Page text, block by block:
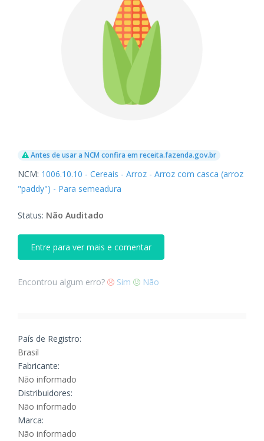
Antes de usar a NCM confira em receita.fazenda.gov.br
NCM: 1006.10.10 - Cereais - Arroz - Arroz com casca (arroz
"paddy") - Para semeadura
Status: Não Auditado
Entre para ver mais e comentar
Encontrou algum erro? Sim Não
País de Registro:
Brasil
Fabricante:
Não informado
Distribuidores:
Não informado
Marca:
Não informado